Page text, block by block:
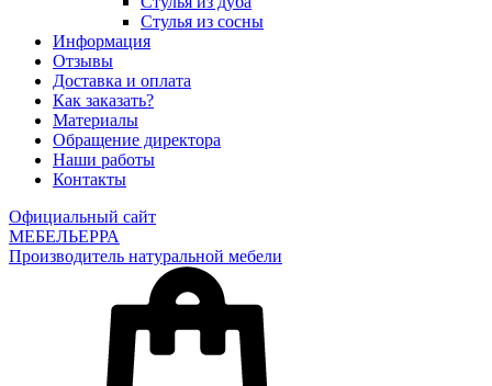
Стулья из сосны
Информация
Отзывы
Доставка и оплата
Как заказать?
Материалы
Обращение директора
Наши работы
Контакты
Официальный сайт
МЕБЕЛЬЕРРА
Производитель натуральной мебели